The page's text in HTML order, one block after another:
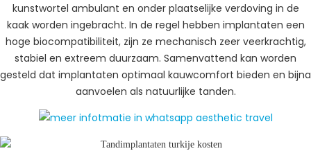
kunstwortel ambulant en onder plaatselijke verdoving in de
kaak worden ingebracht. In de regel hebben implantaten een
hoge biocompatibiliteit, zijn ze mechanisch zeer veerkrachtig,
stabiel en extreem duurzaam. Samenvattend kan worden
gesteld dat implantaten optimaal kauwcomfort bieden en bijna
aanvoelen als natuurlijke tanden.